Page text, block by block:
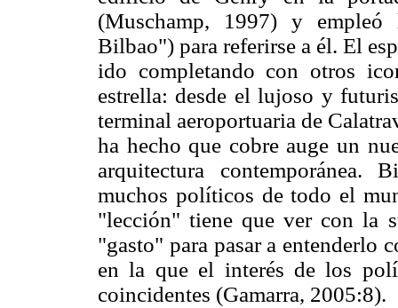
(Muschamp, 1997) y
Bilbao") para referirse a él. El
ido completando con otros
estrella: desde el lujoso y
terminal aeroportuaria de
ha hecho que cobre auge un
arquitectura
muchos políticos de todo el
"lección" tiene que ver con la
"gasto" para pasar a entenderlo
en la que el interés de los
coincidentes (Gamarra, 2005:8).